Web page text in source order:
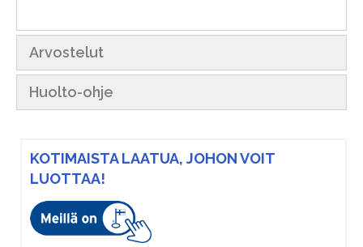
Arvostelut
Huolto-ohje
KOTIMAISTA LAATUA, JOHON VOIT
LUOTTAA!